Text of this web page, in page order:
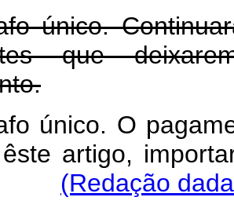
único.
que
único. O
artigo,
(Redação